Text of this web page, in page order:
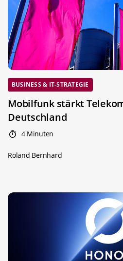
BUSINESS & IT-STRATEGIE
Mobilfunk stärkt
Deutschland
4 Minuten
Roland Bernhard